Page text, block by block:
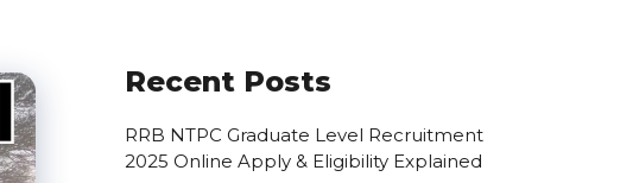
Recent Posts
RRB NTPC Graduate Level Recruitment
2025 Online Apply & Eligibility Explained